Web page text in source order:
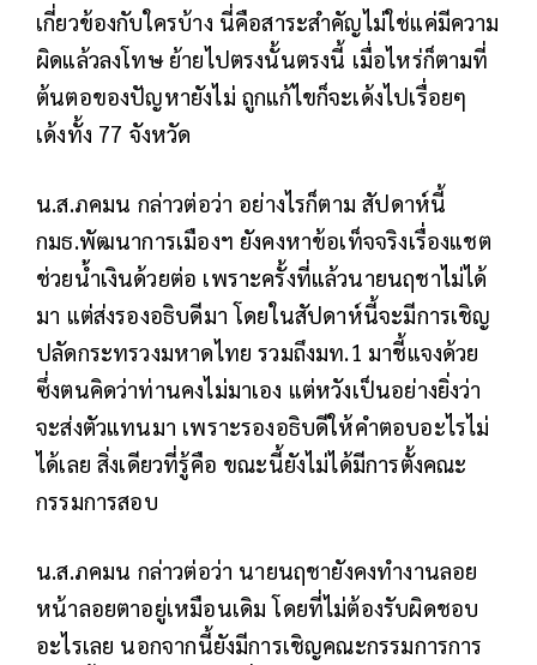
เกี่ยวข้องกับใครบ้าง นี่คือสาระสำคัญไม่ใช่แค่มีความ
ผิดแล้วลงโทษ ย้ายไปตรงนั้นตรงนี้ เมื่อไหร่ก็ตามที่
ต้นตอของปัญหายังไม่ ถูกแก้ไขก็จะเด้งไปเรื่อยๆ
เด้งทั้ง 77 จังหวัด
น.ส.ภคมน กล่าวต่อว่า อย่างไรก็ตาม สัปดาห์นี้
กมธ.พัฒนาการเมืองฯ ยังคงหาข้อเท็จจริงเรื่องแชต
ช่วยน้ำเงินด้วยต่อ เพราะครั้งที่แล้วนายนฤชาไม่ได้
มา แต่ส่งรองอธิบดีมา โดยในสัปดาห์นี้จะมีการเชิญ
ปลัดกระทรวงมหาดไทย รวมถึงมท.1 มาชี้แจงด้วย
ซึ่งตนคิดว่าท่านคงไม่มาเอง แต่หวังเป็นอย่างยิ่งว่า
จะส่งตัวแทนมา เพราะรองอธิบดีให้คำตอบอะไรไม่
ได้เลย สิ่งเดียวที่รู้คือ ขณะนี้ยังไม่ได้มีการตั้งคณะ
กรรมการสอบ
น.ส.ภคมน กล่าวต่อว่า นายนฤชายังคงทำงานลอย
หน้าลอยตาอยู่เหมือนเดิม โดยที่ไม่ต้องรับผิดชอบ
อะไรเลย นอกจากนี้ยังมีการเชิญคณะกรรมการการ